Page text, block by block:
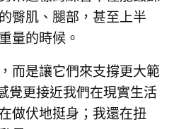
臀肌、腿部，甚至上半
量的時候。
而是讓它們來支撐更大範
覺更接近我們在現實生活
做伏地挺身；我還在扭